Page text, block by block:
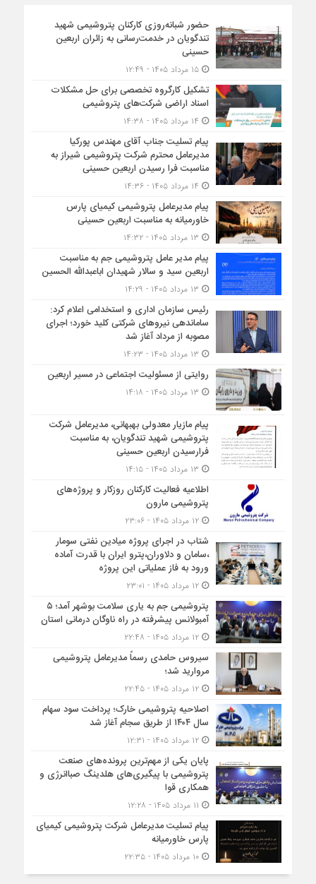
حضور شبانه‌روزی کارکنان پتروشیمی شهید
تندگویان در خدمت‌رسانی به زائران اربعین
حسینی
۱۵ مرداد ۱۴۰۵ - ۱۲:۴۹
تشکیل کارگروه تخصصی برای حل مشکلات
اسناد اراضی شرکت‌های پتروشیمی
پیام تسلیت جناب آقای مهندس پوركیا
مدیرعامل محترم شركت پتروشیمی شیراز به
مناسبت فرا رسیدن اربعین حسینی
پیام مدیرعامل پتروشیمی کیمیای پارس
خاورمیانه به مناسبت اربعین حسینی
پیام مدیر عامل پتروشیمی جم به مناسبت
اربعین سید و سالار شهیدان اباعبدالله الحسین
رئیس سازمان اداری و استخدامی اعلام کرد:
ساماندهی نیروهای شرکتی کلید خورد؛ اجرای
مصوبه از مرداد آغاز شد
روایتی از مسئولیت اجتماعی در مسیر اربعین
پیام مازیار معدولی بهبهانی، مدیرعامل شرکت
پتروشیمی شهید تندگویان، به مناسبت
فرارسیدن اربعین حسینی
اطلاعیه فعالیت کارکنان روزکار و پروژه‌های
پتروشیمی مارون
۱۲ مرداد ۱۴۰۵ - ۲۳:۰۶
شتاب در اجرای پروژه میادین نفتی سومار
،سامان و دلاوران،پترو ایران با قدرت آماده
ورود به فاز عملیاتی این پروژه
۱۲ مرداد ۱۴۰۵ - ۲۳:۰۱
پتروشیمی جم به یاری سلامت بوشهر آمد؛ ۵
آمبولانس پیشرفته در راه ناوگان درمانی استان
۱۲ مرداد ۱۴۰۵ - ۲۲:۴۸
سیروس حامدی رسماً مدیرعامل پتروشیمی
مروارید شد؛
۱۲ مرداد ۱۴۰۵ - ۲۲:۴۵
اصلاحیه پتروشیمی خارک؛ پرداخت سود سهام
سال ۱۴۰۴ از طریق سجام آغاز شد
۱۲ مرداد ۱۴۰۵ - ۱۲:۳۱
پایان یکی از مهم‌ترین پرونده‌های صنعت
پتروشیمی با پیگیری‌های هلدینگ صباانرژی و
همکاری قوا
پیام تسلیت مدیرعامل شرکت پتروشیمی کیمیای
پارس خاورمیانه
۱۰ مرداد ۱۴۰۵ - ۲۲:۳۵